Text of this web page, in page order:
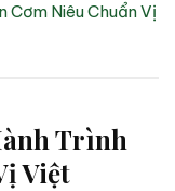
Cơm Niêu Chuẩn Vị
Trình
Việt